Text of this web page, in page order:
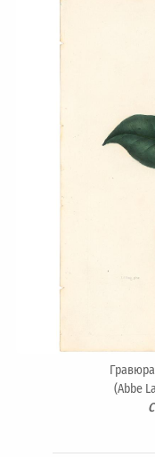
Гравюра
(Abbe